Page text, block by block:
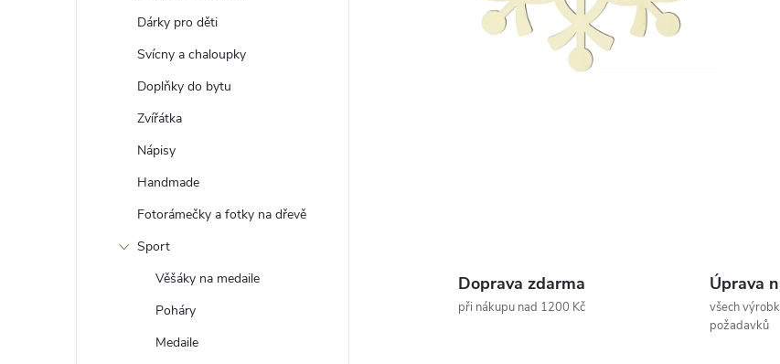
Dárky pro děti
Svícny a chaloupky
Doplňky do bytu
Zvířátka
Nápisy
Handmade
Fotorámečky a fotky na dřevě
Sport
Věšáky na medaile
Poháry
Medaile
Doprava zdarma
při nákupu nad 1200 Kč
Úprava
všech
požadavků